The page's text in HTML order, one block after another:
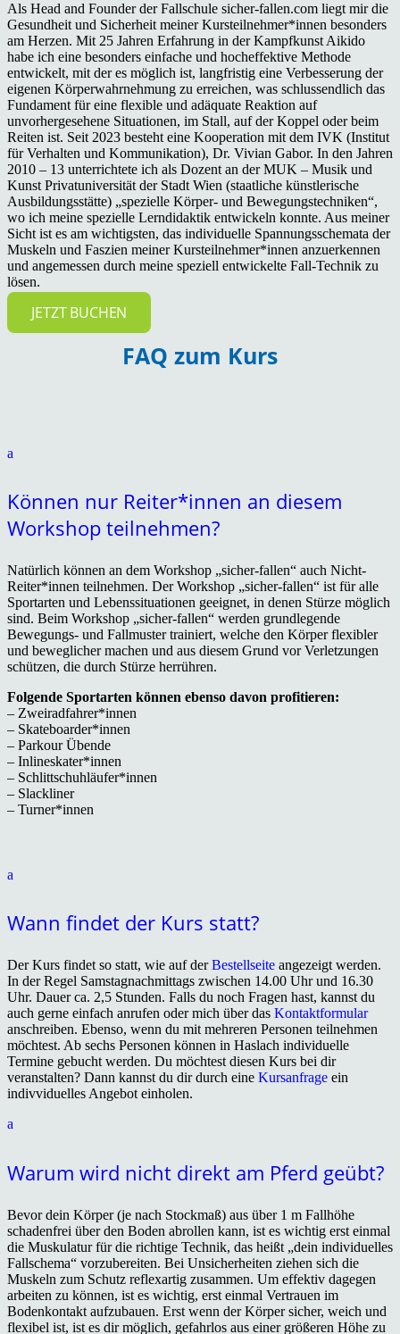
Als Head and Founder der Fallschule sicher-fallen.com liegt mir die
Gesundheit und Sicherheit meiner Kursteilnehmer*innen besonders
am Herzen. Mit 25 Jahren Erfahrung in der Kampfkunst Aikido
habe ich eine besonders einfache und hocheffektive Methode
entwickelt, mit der es möglich ist, langfristig eine Verbesserung der
eigenen Körperwahrnehmung zu erreichen, was schlussendlich das
Fundament für eine flexible und adäquate Reaktion auf
unvorhergesehene Situationen, im Stall, auf der Koppel oder beim
Reiten ist. Seit 2023 besteht eine Kooperation mit dem IVK (Institut
für Verhalten und Kommunikation), Dr. Vivian Gabor. In den Jahren
2010 – 13 unterrichtete ich als Dozent an der MUK – Musik und
Kunst Privatuniversität der Stadt Wien (staatliche künstlerische
Ausbildungsstätte) „spezielle Körper- und Bewegungstechniken“,
wo ich meine spezielle Lerndidaktik entwickeln konnte. Aus meiner
Sicht ist es am wichtigsten, das individuelle Spannungsschemata der
Muskeln und Faszien meiner Kursteilnehmer*innen anzuerkennen
und angemessen durch meine speziell entwickelte Fall-Technik zu
lösen.
JETZT BUCHEN
FAQ zum Kurs
a
Können nur Reiter*innen an diesem
Workshop teilnehmen?
Natürlich können an dem Workshop „sicher-fallen“ auch Nicht-
Reiter*innen teilnehmen. Der Workshop „sicher-fallen“ ist für alle
Sportarten und Lebenssituationen geeignet, in denen Stürze möglich
sind. Beim Workshop „sicher-fallen“ werden grundlegende
Bewegungs- und Fallmuster trainiert, welche den Körper flexibler
und beweglicher machen und aus diesem Grund vor Verletzungen
schützen, die durch Stürze herrühren.
Folgende Sportarten können ebenso davon profitieren:
– Zweiradfahrer*innen
– Skateboarder*innen
– Parkour Übende
– Inlineskater*innen
– Schlittschuhläufer*innen
– Slackliner
– Turner*innen
a
Wann findet der Kurs statt?
Der Kurs findet so statt, wie auf derBestellseite angezeigt werden.
In der Regel Samstagnachmittags zwischen 14.00 Uhr und 16.30
Uhr. Dauer ca. 2,5 Stunden. Falls du noch Fragen hast, kannst du
auch gerne einfach anrufen oder mich über das Kontaktformular
anschreiben. Ebenso, wenn du mit mehreren Personen teilnehmen
möchtest. Ab sechs Personen können in Haslach individuelle
Termine gebucht werden. Du möchtest diesen Kurs bei dir
veranstalten? Dann kannst du dir durch eine Kursanfrage ein
indivviduelles Angebot einholen.
a
Warum wird nicht direkt am Pferd geübt?
Bevor dein Körper (je nach Stockmaß) aus über 1 m Fallhöhe
schadenfrei über den Boden abrollen kann, ist es wichtig erst einmal
die Muskulatur für die richtige Technik, das heißt „dein individuelles
Fallschema“ vorzubereiten. Bei Unsicherheiten ziehen sich die
Muskeln zum Schutz reflexartig zusammen. Um effektiv dagegen
arbeiten zu können, ist es wichtig, erst einmal Vertrauen im
Bodenkontakt aufzubauen. Erst wenn der Körper sicher, weich und
flexibel ist, ist es dir möglich, gefahrlos aus einer größeren Höhe zu